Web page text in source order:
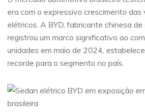
era com o expressivo crescimento das
elétricos. A BYD, fabricante chinesa de
registrou um marco significativo ao
unidades em maio de 2024,
recorde para o segmento no país.